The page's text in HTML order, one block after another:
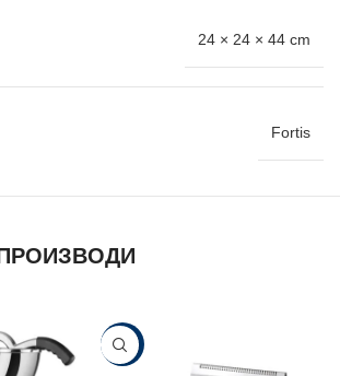
24 × 24 × 44 cm
Fortis
-10%